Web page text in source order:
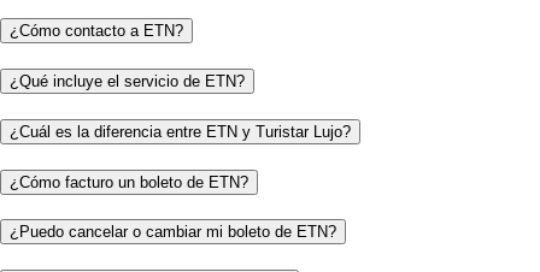
¿Cómo contacto a ETN?
¿Qué incluye el servicio de ETN?
¿Cuál es la diferencia entre ETN y Turistar Lujo?
¿Cómo facturo un boleto de ETN?
¿Puedo cancelar o cambiar mi boleto de ETN?